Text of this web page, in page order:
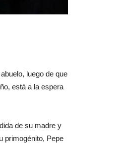
luego de que
está a la espera
de su madre y
primogénito, Pepe